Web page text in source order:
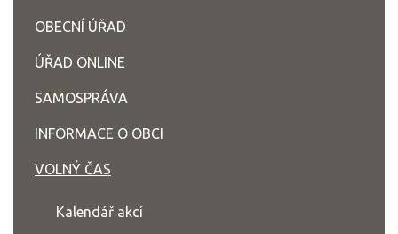
OBECNÍ ÚŘAD
ÚŘAD ONLINE
SAMOSPRÁVA
INFORMACE O OBCI
VOLNÝ ČAS
Kalendář akcí